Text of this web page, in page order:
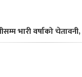
भारी वर्षाको